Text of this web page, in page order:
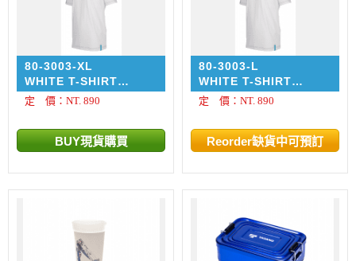
80-3003-XL
WHITE T-SHIRT
'TADANO' 尺寸:XL
定 價：NT. 890
80-3003-L
WHITE T-SHIRT
'TADANO' 尺寸:L
定 價：NT. 890